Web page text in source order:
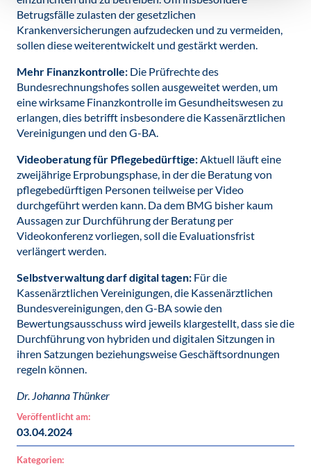
Betrugsfälle zulasten der gesetzlichen
Krankenversicherungen aufzudecken und zu vermeiden,
sollen diese weiterentwickelt und gestärkt werden.
Mehr Finanzkontrolle: Die Prüfrechte des
Bundesrechnungshofes sollen ausgeweitet werden, um
eine wirksame Finanzkontrolle im Gesundheitswesen zu
erlangen, dies betrifft insbesondere die Kassenärztlichen
Vereinigungen und den G-BA.
Videoberatung für Pflegebedürftige:Aktuell läuft eine
zweijährige Erprobungsphase, in der die Beratung von
pflegebedürftigen Personen teilweise per Video
durchgeführt werden kann. Da dem BMG bisher kaum
Aussagen zur Durchführung der Beratung per
Videokonferenz vorliegen, soll die Evaluationsfrist
verlängert werden.
Selbstverwaltung darf digital tagen: Für die
Kassenärztlichen Vereinigungen, die Kassenärztlichen
Bundesvereinigungen, den G-BA sowie den
Bewertungsausschuss wird jeweils klargestellt, dass sie die
Durchführung von hybriden und digitalen Sitzungen in
ihren Satzungen beziehungsweise Geschäftsordnungen
regeln können.
Dr. Johanna Thünker
Veröffentlicht am:
03.04.2024
Kategorien: